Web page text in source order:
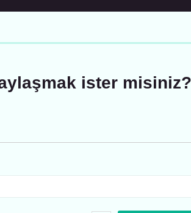
ister misiniz?